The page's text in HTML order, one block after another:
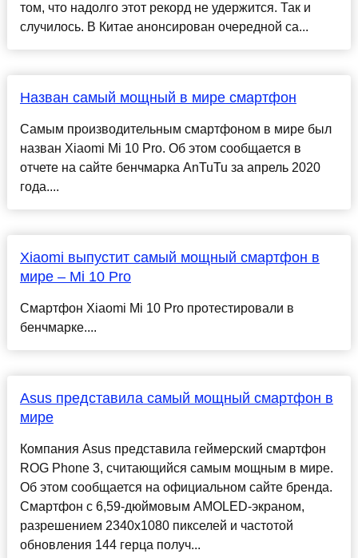
том, что надолго этот рекорд не удержится. Так и
случилось. В Китае анонсирован очередной са...
Назван самый мощный в мире смартфон
Самым производительным смартфоном в мире был
назван Xiaomi Mi 10 Pro. Об этом сообщается в
отчете на сайте бенчмарка AnTuTu за апрель 2020
года....
Xiaomi выпустит самый мощный смартфон в
мире – Mi 10 Pro
Смартфон Xiaomi Mi 10 Pro протестировали в
бенчмарке....
Asus представила самый мощный смартфон в
мире
Компания Asus представила геймерский смартфон
ROG Phone 3, считающийся самым мощным в мире.
Об этом сообщается на официальном сайте бренда.
Смартфон с 6,59-дюймовым AMOLED-экраном,
разрешением 2340х1080 пикселей и частотой
обновления 144 герца получ...